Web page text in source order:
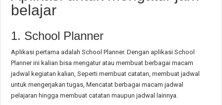
belajar
1. School Planner
Aplikasi pertama adalah School Planner. Dengan aplikasi School
Planner ini kalian bisa mengatur atau membuat berbagai macam
jadwal kegiatan kalian, Seperti membuat catatan, membuat jadwal
untuk mengerjakan tugas, Mencatat berbagai macam jadwal
pelajaran hingga membuat catatan maupun jadwal lainnya.